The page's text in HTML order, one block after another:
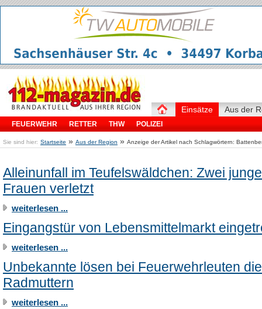
Einsätze
FEUERWEHR RETTER THW POLIZEI
Aus der
Sie sind hier: Startseite » Aus der Region » Anzeige der Artikel nach Schlagwörtern:
Alleinunfall im Teufelswäldchen: Zwei junge
Frauen verletzt
weiterlesen ...
Eingangstür von Lebensmittelmarkt
weiterlesen ...
Unbekannte lösen bei Feuerwehrleuten die
Radmuttern
weiterlesen ...